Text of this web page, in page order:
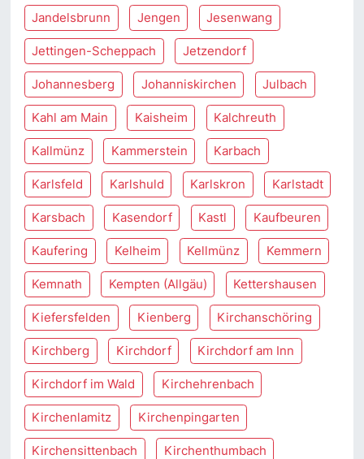
Jandelsbrunn Jengen Jesenwang
Jettingen-Scheppach Jetzendorf
Johannesberg Johanniskirchen Julbach
Kahl am Main Kaisheim Kalchreuth
Kallmünz Kammerstein Karbach
Karlsfeld Karlshuld Karlskron Karlstadt
Karsbach Kasendorf Kastl Kaufbeuren
Kaufering Kelheim Kellmünz Kemmern
Kemnath Kempten (Allgäu) Kettershausen
Kiefersfelden Kienberg Kirchanschöring
Kirchberg Kirchdorf Kirchdorf am Inn
Kirchdorf im Wald Kirchehrenbach
Kirchenlamitz Kirchenpingarten
Kirchensittenbach Kirchenthumbach